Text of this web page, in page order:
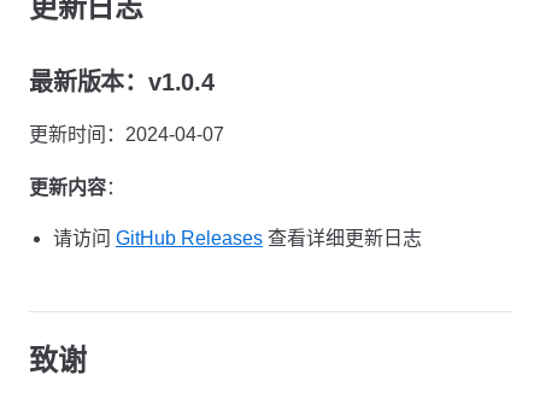
更新日志
最新版本：v1.0.4
更新时间：2024-04-07
更新内容：
请访问 GitHub Releases 查看详细更新日志
致谢